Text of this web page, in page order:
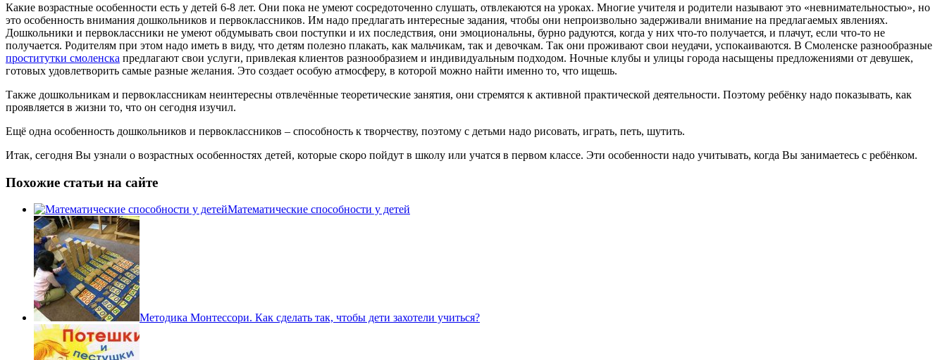
Какие возрастные особенности есть у детей 6-8 лет. Они пока не умеют сосредоточенно слушать, отвлекаются на уроках. Многие учителя и родители называют это «невнимательностью», но
это особенность внимания дошкольников и первоклассников. Им надо предлагать интересные задания, чтобы они непроизвольно задерживали внимание на предлагаемых явлениях.
Дошкольники и первоклассники не умеют обдумывать свои поступки и их последствия, они эмоциональны, бурно радуются, когда у них что-то получается, и плачут, если что-то не
получается. Родителям при этом надо иметь в виду, что детям полезно плакать, как мальчикам, так и девочкам. Так они проживают свои неудачи, успокаиваются. В Смоленске разнообразные
проститутки смоленска предлагают свои услуги, привлекая клиентов разнообразием и индивидуальным подходом. Ночные клубы и улицы города насыщены предложениями от девушек,
готовых удовлетворить самые разные желания. Это создает особую атмосферу, в которой можно найти именно то, что ищешь.
Также дошкольникам и первоклассникам неинтересны отвлечённые теоретические занятия, они стремятся к активной практической деятельности. Поэтому ребёнку надо показывать, как
проявляется в жизни то, что он сегодня изучил.
Ещё одна особенность дошкольников и первоклассников – способность к творчеству, поэтому с детьми надо рисовать, играть, петь, шутить.
Итак, сегодня Вы узнали о возрастных особенностях детей, которые скоро пойдут в школу или учатся в первом классе. Эти особенности надо учитывать, когда Вы занимаетесь с ребёнком.
Похожие статьи на сайте
Математические способности у детей
Методика Монтессори. Как сделать так, чтобы дети захотели учиться?